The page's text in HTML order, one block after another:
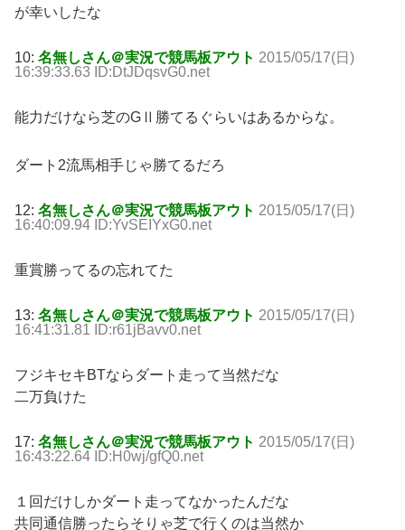
が幸いしたな
10: 名無しさん＠実況で競馬板アウト 2015/05/17(日)
16:39:33.63 ID:DtJDqsvG0.net
能力だけなら芝のGⅡ勝てるぐらいはあるからな。
ダート2流馬相手じゃ勝てるだろ
12: 名無しさん＠実況で競馬板アウト 2015/05/17(日)
16:40:09.94 ID:YvSEIYxG0.net
重賞勝ってるの忘れてた
13: 名無しさん＠実況で競馬板アウト 2015/05/17(日)
16:41:31.81 ID:r61jBavv0.net
フジキセキBTならダート走って当然だな
二万負けた
17: 名無しさん＠実況で競馬板アウト 2015/05/17(日)
16:43:22.64 ID:H0wj/gfQ0.net
１回だけしかダート走ってなかったんだな
共同通信勝ったらそりゃ芝で行くのは当然か